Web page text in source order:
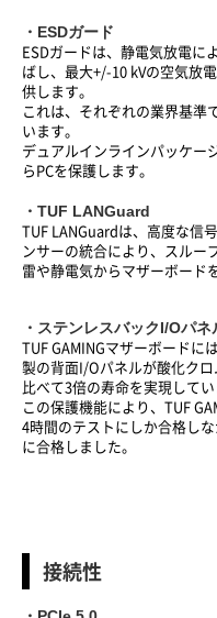
・ESDガード
ESDガードは、静電気放電に
ばし、最大+/-10 kVの空気放
供します。
これは、それぞれの業界基準
います。
デュアルインラインパッケー
らPCを保護します。
・TUF LANGuard
TUF LANGuardは、高度な信
ンサーの統合により、スルー
雷や静電気からマザーボード
・ステンレスバックI/Oパネ
TUF GAMINGマザーボードに
製の背面I/Oパネルが酸化ク
比べて3倍の寿命を実現してい
この保護機能により、TUF
4時間のテストにしか合格し
に合格しました。
接続性